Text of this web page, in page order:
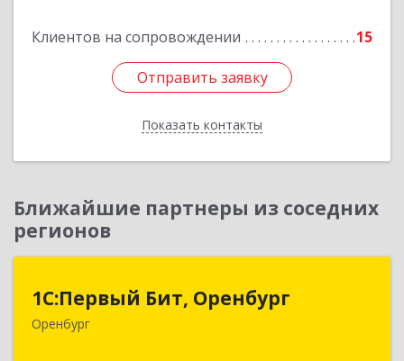
Клиентов на сопровождении 15
Отправить заявку
Показать контакты
Отправить заявку
Назад
Ближайшие партнеры из соседних
регионов
1С:Первый Бит, Оренбург
Оренбург
1С:Первый Бит, Оренбург
460044, Оренбургская обл, Оренбург, Березка